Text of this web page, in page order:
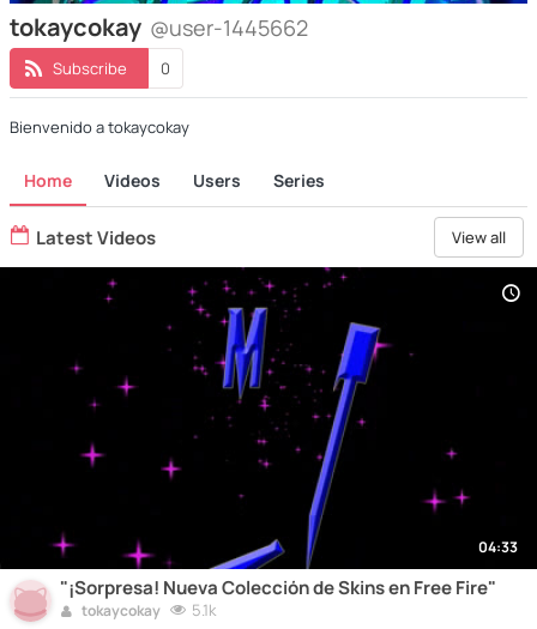
tokaycokay @user-1445662
Subscribe 0
Bienvenido a tokaycokay
Home Videos Users Series
Latest Videos View all
04:33
"¡Sorpresa! Nueva Colección de Skins en Free Fire"
tokaycokay 5.1k